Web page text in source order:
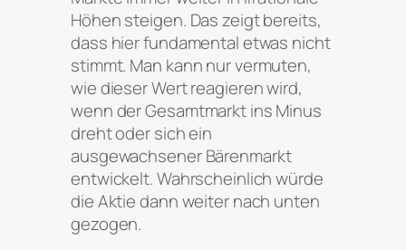
Höhen steigen. Das zeigt bereits,
dass hier fundamental etwas nicht
stimmt. Man kann nur vermuten,
wie dieser Wert reagieren wird,
wenn der Gesamtmarkt ins Minus
dreht oder sich ein
ausgewachsener Bärenmarkt
entwickelt. Wahrscheinlich würde
die Aktie dann weiter nach unten
gezogen.